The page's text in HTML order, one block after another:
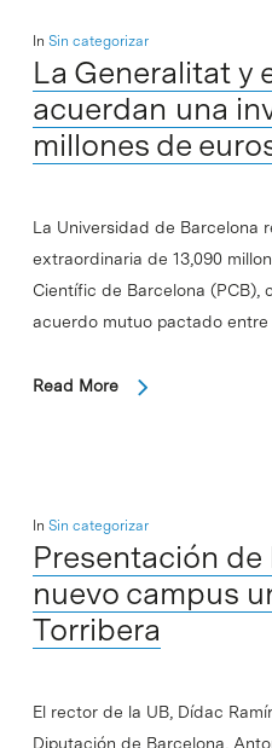
In Sin categorizar
La Generalitat y
acuerdan una
millones de
La Universidad de Barcelona
extraordinaria de 13,090
Científic de Barcelona (PCB),
acuerdo mutuo pactado
Read More
In Sin categorizar
Presentación de
nuevo campus
Torribera
El rector de la UB, Dídac
Diputación de Barcelona,